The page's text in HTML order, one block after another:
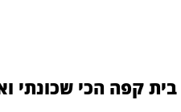
בית קפה הכי שכונתי